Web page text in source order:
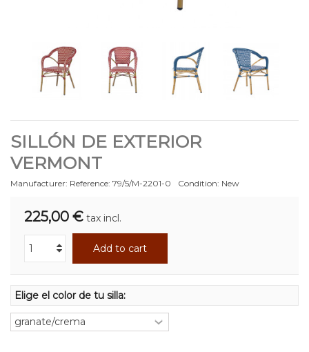
SILLÓN DE EXTERIOR
VERMONT
Manufacturer: Reference: 79/5/M-2201-0 Condition: New
225,00 € tax incl.
Add to cart
Elige el color de tu silla: